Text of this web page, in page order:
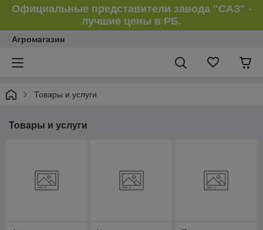
Официальные представители завода "САЗ" -
лучшие цены в РБ.
Агромагазин
Товары и услуги
Товары и услуги